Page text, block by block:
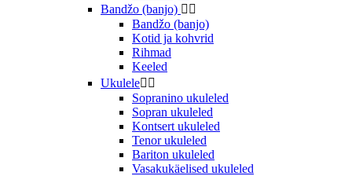
Bandžo (banjo)  
Bandžo (banjo)
Kotid ja kohvrid
Rihmad
Keeled
Ukulele 
Sopranino ukuleled
Sopran ukuleled
Kontsert ukuleled
Tenor ukuleled
Bariton ukuleled
Vasakukäelised ukuleled